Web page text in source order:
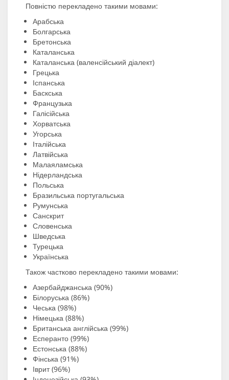
Повністю перекладено такими мовами:
Арабська
Болгарська
Бретонська
Каталанська
Каталанська (валенсійський діалект)
Грецька
Іспанська
Баскська
Французька
Галісійська
Хорватська
Угорська
Італійська
Латвійська
Малаяламська
Нідерландська
Польська
Бразильська португальська
Румунська
Санскрит
Словенська
Шведська
Турецька
Українська
Також частково перекладено такими мовами:
Азербайджанська (90%)
Білоруська (86%)
Чеська (98%)
Німецька (88%)
Британська англійська (99%)
Есперанто (99%)
Естонська (88%)
Фінська (91%)
Іврит (96%)